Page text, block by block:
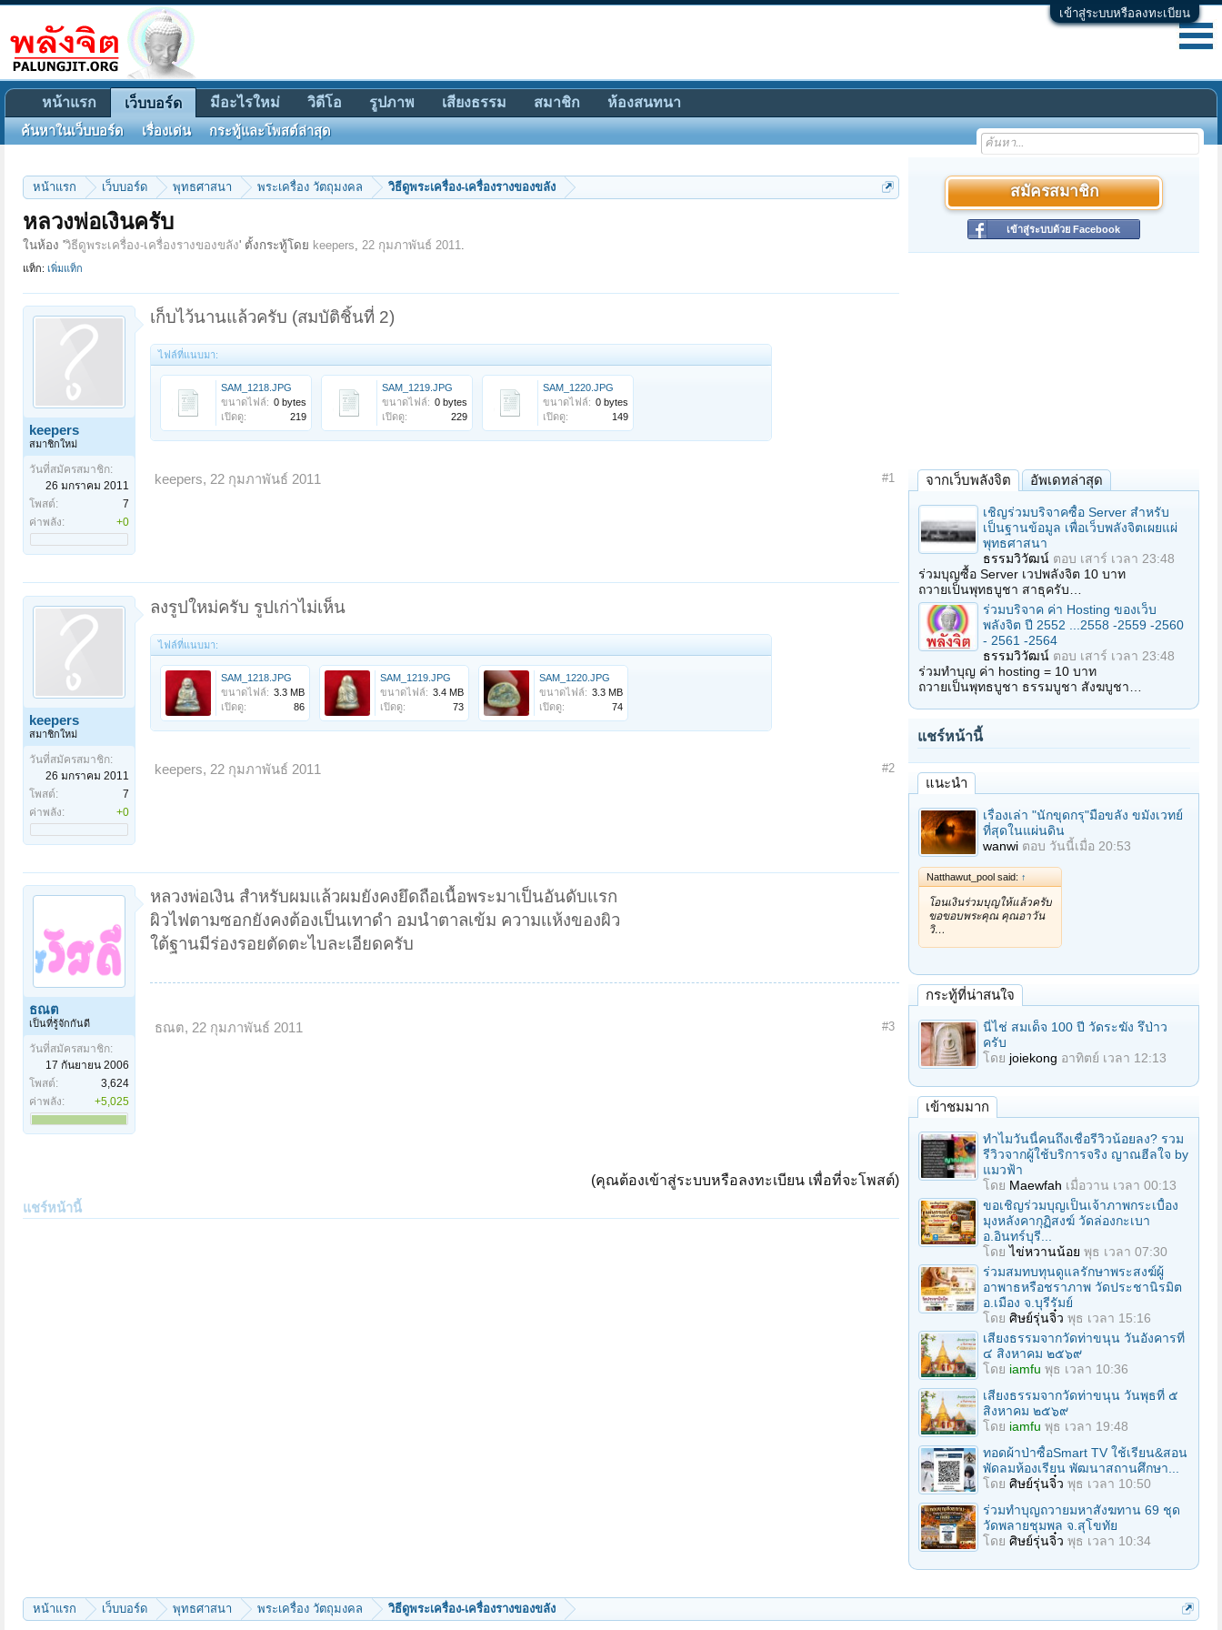
เข้าสู่ระบบหรือลงทะเบียน
หน้าแรก เว็บบอร์ด พุทธศาสนา พระเครื่อง วัตถุมงคล วิธีดูพระเครื่อง-เครื่องรางของขลัง
หลวงพ่อเงินครับ
ในห้อง 'วิธีดูพระเครื่อง-เครื่องรางของขลัง' ตั้งกระทู้โดย keepers, 22 กุมภาพันธ์ 2011.
แท็ก: เพิ่มแท็ก
keepers
สมาชิกใหม่
วันที่สมัครสมาชิก:
26 มกราคม 2011
โพสต์:
7
ค่าพลัง:
+0
เก็บไว้นานแล้วครับ (สมบัติชิ้นที่ 2)
ไฟล์ที่แนบมา:
SAM_1218.JPG
ขนาดไฟล์: 0 bytes
เปิดดู:
219
SAM_1219.JPG
ขนาดไฟล์: 0 bytes
เปิดดู:
229
SAM_1220.JPG
ขนาดไฟล์: 0 bytes
เปิดดู:
149
keepers, 22 กุมภาพันธ์ 2011 #1
keepers
สมาชิกใหม่
วันที่สมัครสมาชิก:
26 มกราคม 2011
โพสต์:
7
ค่าพลัง:
+0
ลงรูปใหม่ครับ รูปเก่าไม่เห็น
ไฟล์ที่แนบมา:
SAM_1218.JPG
ขนาดไฟล์: 3.3 MB
เปิดดู:
86
SAM_1219.JPG
ขนาดไฟล์: 3.4 MB
เปิดดู:
73
SAM_1220.JPG
ขนาดไฟล์: 3.3 MB
เปิดดู:
74
keepers, 22 กุมภาพันธ์ 2011 #2
ธณต
เป็นที่รู้จักกันดี
วันที่สมัครสมาชิก:
17 กันยายน 2006
โพสต์:
3,624
ค่าพลัง:
+5,025
หลวงพ่อเงิน สำหรับผมแล้วผมยังคงยึดถือเนื้อพระมาเป็นอันดับเเรก
ผิวไฟตามซอกยังคงต้องเป็นเทาดำ อมนำตาลเข้ม ความเเห้งของผิว
ใต้ฐานมีร่องรอยตัดตะไบละเอียดครับ
ธณต, 22 กุมภาพันธ์ 2011 #3
(คุณต้องเข้าสู่ระบบหรือลงทะเบียน เพื่อที่จะโพสต์)
แชร์หน้านี้
สมัครสมาชิก
เข้าสู่ระบบด้วย Facebook
จากเว็บพลังจิต อัพเดทล่าสุด
เชิญร่วมบริจาคซื้อ Server สำหรับ
เป็นฐานข้อมูล เพื่อเว็บพลังจิตเผยแผ่
พุทธศาสนา
ธรรมวิวัฒน์ ตอบ เสาร์ เวลา 23:48
ร่วมบุญซื้อ Server เวปพลังจิต 10 บาท
ถวายเป็นพุทธบูชา สาธุครับ…
ร่วมบริจาค ค่า Hosting ของเว็บ
พลังจิต ปี 2552 ...2558 -2559 -2560
- 2561 -2564
ธรรมวิวัฒน์ ตอบ เสาร์ เวลา 23:48
ร่วมทำบุญ ค่า hosting = 10 บาท
ถวายเป็นพุทธบูชา ธรรมบูชา สังฆบูชา…
แชร์หน้านี้
แนะนำ
เรื่องเล่า "นักขุดกรุ"มือขลัง ขมังเวทย์
ที่สุดในแผ่นดิน
wanwi ตอบ วันนี้เมื่อ 20:53
Natthawut_pool said: ↑
โอนเงินร่วมบุญให้แล้วครับ
ขอขอบพระคุณ คุณอาวัน
วิ…
กระทู้ที่น่าสนใจ
นี่ไช่ สมเด็จ 100 ปี วัดระฆัง รึป่าว
ครับ
โดย joiekong อาทิตย์ เวลา 12:13
เข้าชมมาก
ทำไมวันนี้คนถึงเชื่อรีวิวน้อยลง? รวม
รีวิวจากผู้ใช้บริการจริง ญาณฮีลใจ by
แมวฟ้า
โดย Maewfah เมื่อวาน เวลา 00:13
ขอเชิญร่วมบุญเป็นเจ้าภาพกระเบื้อง
มุงหลังคากุฏิสงฆ์ วัดล่องกะเบา
อ.อินทร์บุรี...
โดยไข่หวานน้อย พุธ เวลา 07:30
ร่วมสมทบทุนดูแลรักษาพระสงฆ์ผู้
อาพาธหรือชราภาพ วัดประชานิรมิต
อ.เมือง จ.บุรีรัมย์
โดย ศิษย์รุ่นจิ๋ว พุธ เวลา 15:16
เสียงธรรมจากวัดท่าขนุน วันอังคารที่
๔ สิงหาคม ๒๕๖๙
โดย iamfu พุธ เวลา 10:36
เสียงธรรมจากวัดท่าขนุน วันพุธที่ ๕
สิงหาคม ๒๕๖๙
โดย iamfu พุธ เวลา 19:48
ทอดผ้าป่าซื้อSmart TV ใช้เรียน&สอน
พัดลมห้องเรียน พัฒนาสถานศึกษา...
โดย ศิษย์รุ่นจิ๋ว พุธ เวลา 10:50
ร่วมทําบุญถวายมหาสังฆทาน 69 ชุด
วัดพลายชุมพล จ.สุโขทัย
โดย ศิษย์รุ่นจิ๋ว พุธ เวลา 10:34
หน้าแรก เว็บบอร์ด พุทธศาสนา พระเครื่อง วัตถุมงคล วิธีดูพระเครื่อง-เครื่องรางของขลัง
หน้าแรก เว็บบอร์ด
ค้นหาในเว็บบอร์ด เรื่องเด่น กระทู้และโพสต์ล่าสุด
มีอะไรใหม่ วิดีโอ รูปภาพ เสียงธรรม สมาชิก ห้องสนทนา